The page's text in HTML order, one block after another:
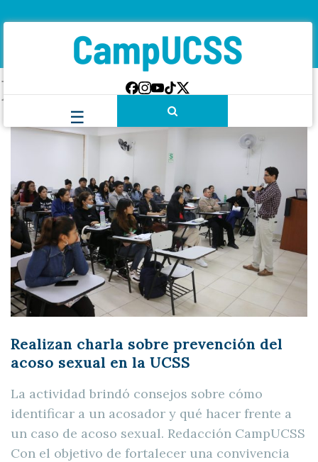
Etiqueta:Acoso sexual
Realizan charla sobre prevención del
acoso sexual en la UCSS
La actividad brindó consejos sobre cómo
identificar a un acosador y qué hacer frente a
un caso de acoso sexual. Redacción CampUCSS
Con el objetivo de fortalecer una convivencia